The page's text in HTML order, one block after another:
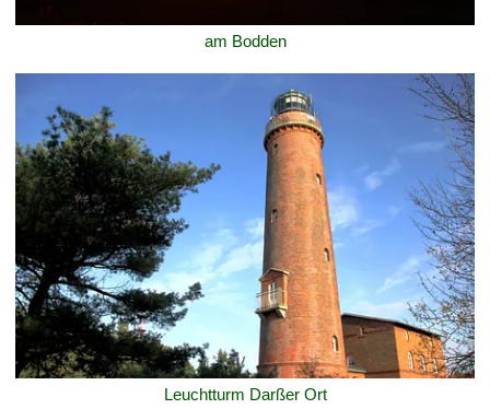
am Bodden
Leuchtturm Darßer Ort